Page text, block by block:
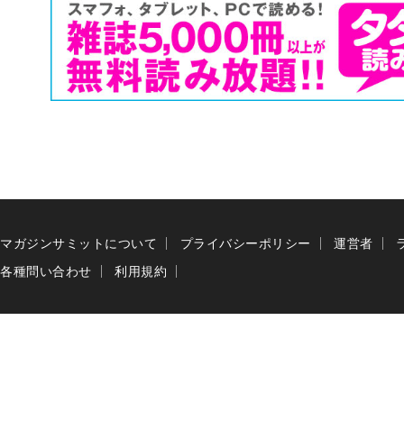
マガジンサミットについて プライバシーポリシー 運営者
各種問い合わせ
利用規約